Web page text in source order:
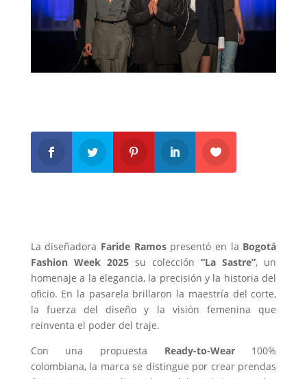
La diseñadora Faride Ramospresentó en la Bogotá
Fashion Week 2025su colección“La Sastre”, un
homenaje a la elegancia, la precisión y la historia del
oficio. En la pasarela brillaron la maestría del corte,
la fuerza del diseño y la visión femenina que
reinventa el poder del traje.
Con una propuesta Ready-to-Wear100%
colombiana, la marca se distingue por crear prendas